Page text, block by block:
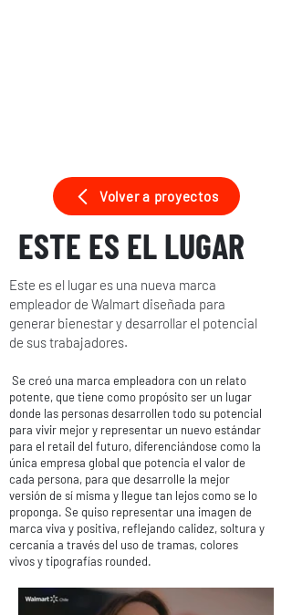
Volver a proyectos
ESTE ES EL LUGAR
Este es el lugar es una nueva marca
empleador de Walmart diseñada para
generar bienestar y desarrollar el potencial
de sus trabajadores.
Se creó una marca empleadora con un relato
potente, que tiene como propósito ser un lugar
donde las personas desarrollen todo su potencial
para vivir mejor y representar un nuevo estándar
para el retail del futuro, diferenciándose como la
única empresa global que potencia el valor de
cada persona, para que desarrolle la mejor
versión de sí misma y llegue tan lejos como se lo
proponga. Se quiso representar una imagen de
marca viva y positiva, reflejando calidez, soltura y
cercanía a través del uso de tramas, colores
vivos y tipografías rounded.